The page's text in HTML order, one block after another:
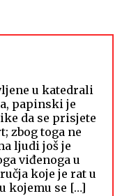
u katedrali
papinski je
da se prisjete
zbog toga ne
ljudi još je
viđenoga u
koje je rat u
kojemu se […]